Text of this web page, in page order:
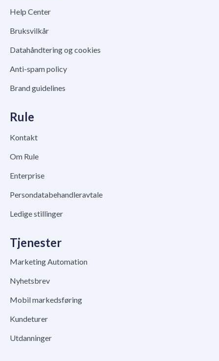
Help Center
Bruksvilkår
Datahåndtering og cookies
Anti-spam policy
Brand guidelines
Rule
Kontakt
Om Rule
Enterprise
Persondatabehandleravtale
Ledige stillinger
Tjenester
Marketing Automation
Nyhetsbrev
Mobil markedsføring
Kundeturer
Utdanninger